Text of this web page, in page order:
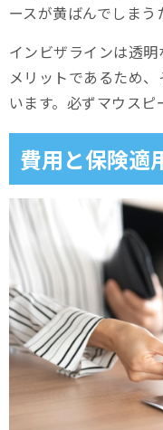
ースが黄ばんでしまう
インビザラインは透
メリットであるため
います。必ずマウスピ
費用と保険適